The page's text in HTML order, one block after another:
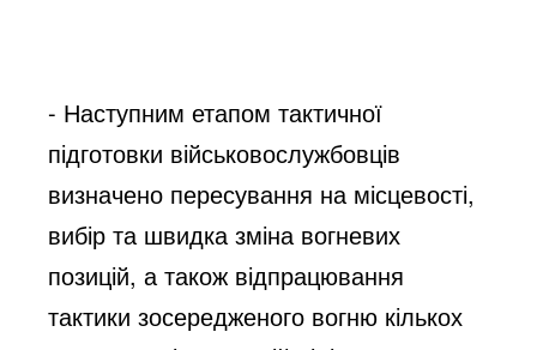
- Наступним етапом тактичної
підготовки військовослужбовців
визначено пересування на місцевості,
вибір та швидка зміна вогневих
позицій, а також відпрацювання
тактики зосередженого вогню кількох